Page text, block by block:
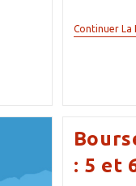
Continuer La
: 5 et